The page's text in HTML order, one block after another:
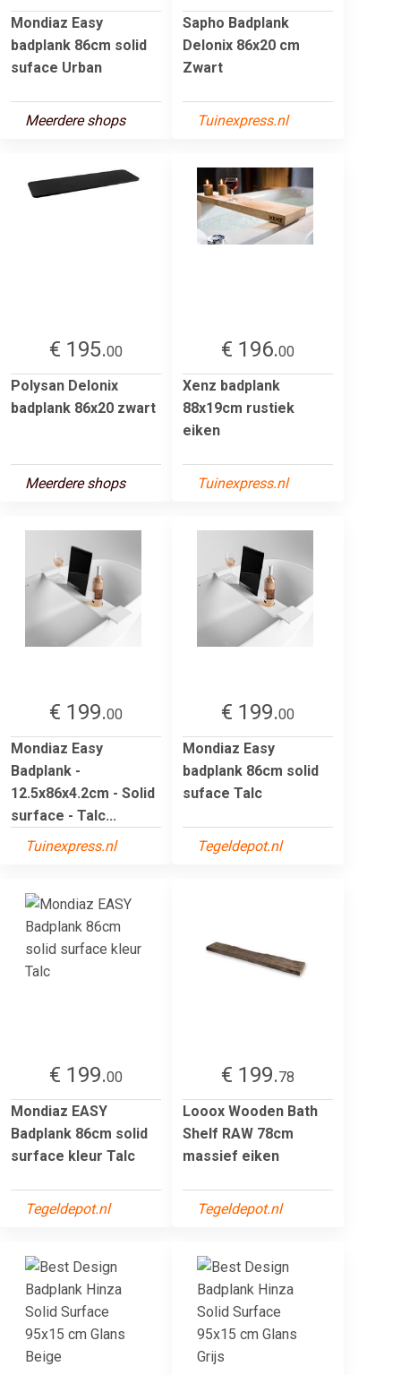
Mondiaz Easy
badplank 86cm solid
suface Urban
Meerdere shops
Sapho Badplank
Delonix 86x20 cm
Zwart
Tuinexpress.nl
€ 195.00
Polysan Delonix
badplank 86x20 zwart
Meerdere shops
€ 196.00
Xenz badplank
88x19cm rustiek
eiken
Tuinexpress.nl
€ 199.00
Mondiaz Easy
Badplank -
12.5x86x4.2cm - Solid
surface - Talc...
Tuinexpress.nl
€ 199.00
Mondiaz Easy
badplank 86cm solid
suface Talc
Tegeldepot.nl
€ 199.00
Mondiaz EASY
Badplank 86cm solid
surface kleur Talc
Tegeldepot.nl
€ 199.78
Looox Wooden Bath
Shelf RAW 78cm
massief eiken
Tegeldepot.nl